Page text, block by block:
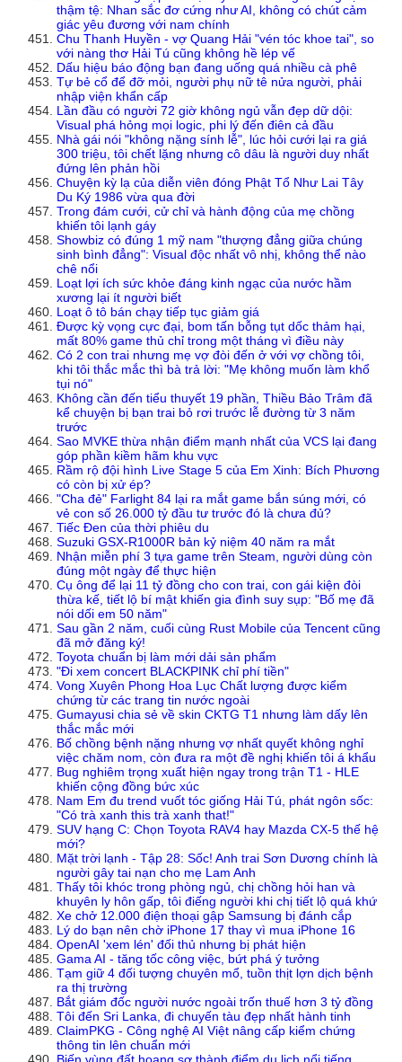
thậm tệ: Nhan sắc đơ cứng như AI, không có chút cảm
giác yêu đương với nam chính
Chu Thanh Huyền - vợ Quang Hải "vén tóc khoe tai", so
với nàng thơ Hải Tú cũng không hề lép vế
Dấu hiệu báo động bạn đang uống quá nhiều cà phê
Tự bẻ cổ để đỡ mỏi, người phụ nữ tê nửa người, phải
nhập viện khẩn cấp
Lần đầu có người 72 giờ không ngủ vẫn đẹp dữ dội:
Visual phá hỏng mọi logic, phi lý đến điên cả đầu
Nhà gái nói "không nặng sính lễ", lúc hỏi cưới lại ra giá
300 triệu, tôi chết lặng nhưng cô dâu là người duy nhất
đứng lên phản hồi
Chuyện kỳ lạ của diễn viên đóng Phật Tổ Như Lai Tây
Du Ký 1986 vừa qua đời
Trong đám cưới, cử chỉ và hành động của mẹ chồng
khiến tôi lạnh gáy
Showbiz có đúng 1 mỹ nam "thượng đẳng giữa chúng
sinh bình đẳng": Visual độc nhất vô nhị, không thể nào
chê nổi
Loạt lợi ích sức khỏe đáng kinh ngạc của nước hầm
xương lại ít người biết
Loạt ô tô bán chạy tiếp tục giảm giá
Được kỳ vọng cực đại, bom tấn bỗng tụt dốc thảm hại,
mất 80% game thủ chỉ trong một tháng vì điều này
Có 2 con trai nhưng mẹ vợ đòi đến ở với vợ chồng tôi,
khi tôi thắc mắc thì bà trả lời: "Mẹ không muốn làm khổ
tụi nó"
Không cần đến tiểu thuyết 19 phần, Thiều Bảo Trâm đã
kể chuyện bị bạn trai bỏ rơi trước lễ đường từ 3 năm
trước
Sao MVKE thừa nhận điểm mạnh nhất của VCS lại đang
góp phần kiềm hãm khu vực
Rầm rộ đội hình Live Stage 5 của Em Xinh: Bích Phương
có còn bị xử ép?
"Cha đẻ" Farlight 84 lại ra mắt game bắn súng mới, có
vẻ con số 26.000 tỷ đầu tư trước đó là chưa đủ?
Tiếc Đen của thời phiêu du
Suzuki GSX-R1000R bản kỷ niệm 40 năm ra mắt
Nhận miễn phí 3 tựa game trên Steam, người dùng còn
đúng một ngày để thực hiện
Cụ ông để lại 11 tỷ đồng cho con trai, con gái kiện đòi
thừa kế, tiết lộ bí mật khiến gia đình suy sụp: "Bố mẹ đã
nói dối em 50 năm"
Sau gần 2 năm, cuối cùng Rust Mobile của Tencent cũng
đã mở đăng ký!
Toyota chuẩn bị làm mới dải sản phẩm
"Đi xem concert BLACKPINK chỉ phí tiền"
Vong Xuyên Phong Hoa Lục Chất lượng được kiểm
chứng từ các trang tin nước ngoài
Gumayusi chia sẻ về skin CKTG T1 nhưng làm dấy lên
thắc mắc mới
Bố chồng bệnh nặng nhưng vợ nhất quyết không nghỉ
việc chăm nom, còn đưa ra một đề nghị khiến tôi á khẩu
Bug nghiêm trọng xuất hiện ngay trong trận T1 - HLE
khiến cộng đồng bức xúc
Nam Em đu trend vuốt tóc giống Hải Tú, phát ngôn sốc:
"Có trà xanh this trà xanh that!"
SUV hạng C: Chọn Toyota RAV4 hay Mazda CX-5 thế hệ
mới?
Mặt trời lạnh - Tập 28: Sốc! Anh trai Sơn Dương chính là
người gây tai nạn cho mẹ Lam Anh
Thấy tôi khóc trong phòng ngủ, chị chồng hỏi han và
khuyên ly hôn gấp, tôi điếng người khi chị tiết lộ quá khứ
Xe chở 12.000 điện thoại gập Samsung bị đánh cắp
Lý do bạn nên chờ iPhone 17 thay vì mua iPhone 16
OpenAI 'xem lén' đối thủ nhưng bị phát hiện
Gama AI - tăng tốc công việc, bứt phá ý tưởng
Tạm giữ 4 đối tượng chuyên mổ, tuồn thịt lợn dịch bệnh
ra thị trường
Bắt giám đốc người nước ngoài trốn thuế hơn 3 tỷ đồng
Tôi đến Sri Lanka, đi chuyến tàu đẹp nhất hành tinh
ClaimPKG - Công nghệ AI Việt nâng cấp kiểm chứng
thông tin lên chuẩn mới